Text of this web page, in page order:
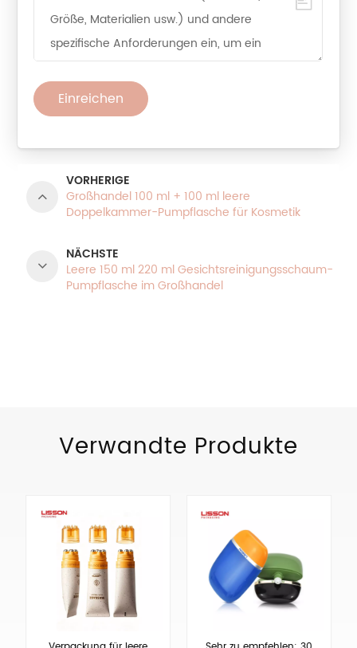
Einreichen
VORHERIGE
Großhandel 100 ml + 100 ml leere
Doppelkammer-Pumpflasche für Kosmetik
NÄCHSTE
Leere 150 ml 220 ml Gesichtsreinigungsschaum-
Pumpflasche im Großhandel
Verwandte Produkte